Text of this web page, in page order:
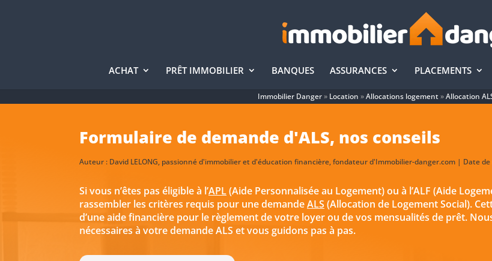
ACHAT PRÊT IMMOBILIER BANQUES ASSURANCES PLACEMENTS
Immobilier Danger» Location »Allocations logement»Allocation
Formulaire de demande d'ALS, nos conseils
Auteur : David LELONG, passionné d'immobilier et d'éducation financière, fondateur d'Immobilier-danger.com | Date de
Si vous n’êtes pas éligible à l’APL(Aide Personnalisée au Logement) ou à l’ALF (Aide
rassembler les critères requis pour une demandeALS (Allocation de Logement Social).
d’une aide financière pour le règlement de votre loyer ou de vos mensualités de prêt.
nécessaires à votre demande ALS et vous guidons pas à pas.